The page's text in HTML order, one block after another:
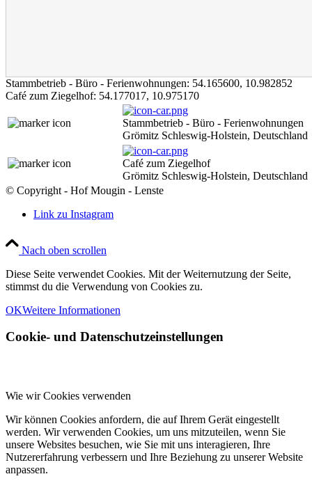
Stammbetrieb - Büro - Ferienwohnungen: 54.165600, 10.982852
Café zum Ziegelhof: 54.177017, 10.975170
Stammbetrieb - Büro - Ferienwohnungen
Grömitz Schleswig-Holstein, Deutschland
Café zum Ziegelhof
Grömitz Schleswig-Holstein, Deutschland
© Copyright - Hof Mougin - Lenste
Link zu Instagram
Nach oben scrollen
Diese Seite verwendet Cookies. Mit der Weiternutzung der Seite,
stimmst du die Verwendung von Cookies zu.
OKWeitere Informationen
Cookie- und Datenschutzeinstellungen
Wie wir Cookies verwenden
Wir können Cookies anfordern, die auf Ihrem Gerät eingestellt
werden. Wir verwenden Cookies, um uns mitzuteilen, wenn Sie
unsere Websites besuchen, wie Sie mit uns interagieren, Ihre
Nutzererfahrung verbessern und Ihre Beziehung zu unserer Website
anpassen.